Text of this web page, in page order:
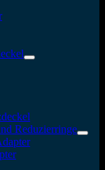
Reduzierringe